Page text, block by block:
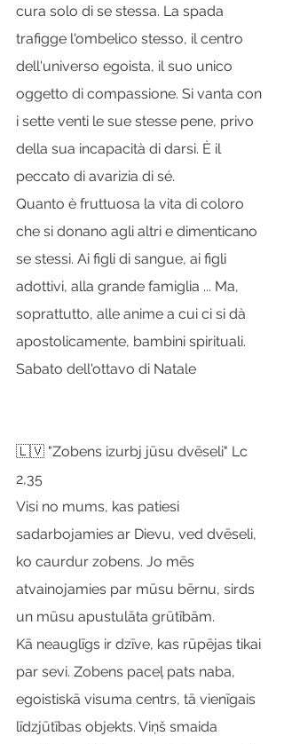
cura solo di se stessa. La spada
trafigge l'ombelico stesso, il centro
dell'universo egoista, il suo unico
oggetto di compassione. Si vanta con
i sette venti le sue stesse pene, privo
della sua incapacità di darsi. È il
peccato di avarizia di sé.
Quanto è fruttuosa la vita di coloro
che si donano agli altri e dimenticano
se stessi. Ai figli di sangue, ai figli
adottivi, alla grande famiglia ... Ma,
soprattutto, alle anime a cui ci si dà
apostolicamente, bambini spirituali.
Sabato dell'ottavo di Natale
🇱🇻 "Zobens izurbj jūsu dvēseli" Lc
2,35
Visi no mums, kas patiesi
sadarbojamies ar Dievu, ved dvēseli,
ko caurdur zobens. Jo mēs
atvainojamies par mūsu bērnu, sirds
un mūsu apustulāta grūtībām.
Kā neauglīgs ir dzīve, kas rūpējas tikai
par sevi. Zobens paceļ pats naba,
egoistiskā visuma centrs, tā vienīgais
līdzjūtības objekts. Viņš smaida